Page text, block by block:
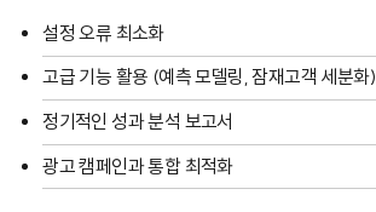
설정 오류 최소화
고급 기능 활용 (예측 모델링, 잠재고객 세분화)
정기적인 성과 분석 보고서
광고 캠페인과 통합 최적화